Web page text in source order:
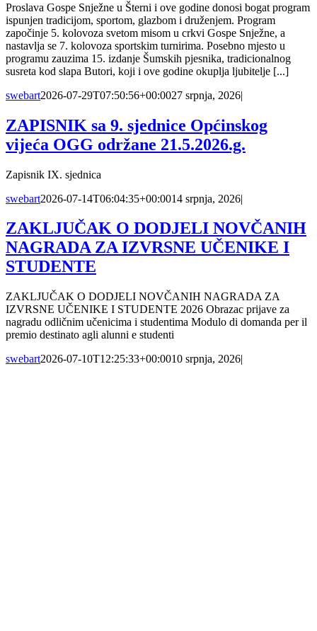
Proslava Gospe Snježne u Šterni i ove godine donosi bogat program
ispunjen tradicijom, sportom, glazbom i druženjem. Program
započinje 5. kolovoza svetom misom u crkvi Gospe Snježne, a
nastavlja se 7. kolovoza sportskim turnirima. Posebno mjesto u
programu zauzima 15. izdanje Šumskih pjesnika, tradicionalnog
susreta kod slapa Butori, koji i ove godine okuplja ljubitelje [...]
swebart2026-07-29T07:50:56+00:0027 srpnja, 2026|
ZAPISNIK sa 9. sjednice Općinskog
vijeća OGG održane 21.5.2026.g.
Zapisnik IX. sjednica
swebart2026-07-14T06:04:35+00:0014 srpnja, 2026|
ZAKLJUČAK O DODJELI NOVČANIH
NAGRADA ZA IZVRSNE UČENIKE I
STUDENTE
ZAKLJUČAK O DODJELI NOVČANIH NAGRADA ZA
IZVRSNE UČENIKE I STUDENTE 2026 Obrazac prijave za
nagradu odličnim učenicima i studentima Modulo di domanda per il
premio destinato agli alunni e studenti
swebart2026-07-10T12:25:33+00:0010 srpnja, 2026|